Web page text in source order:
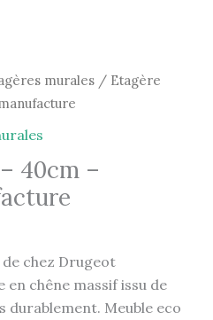
murales/ Etagère
40cm –
de chez Drugeot
chêne massif issu de
durablement. Meuble eco